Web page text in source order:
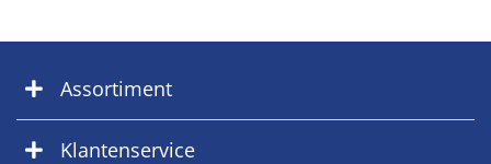
Assortiment
Klantenservice